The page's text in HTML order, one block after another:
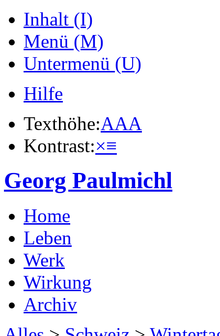
Inhalt (I)
Menü (M)
Untermenü (U)
Hilfe
Texthöhe:AAA
Kontrast:×≡
Georg Paulmichl
Home
Leben
Werk
Wirkung
Archiv